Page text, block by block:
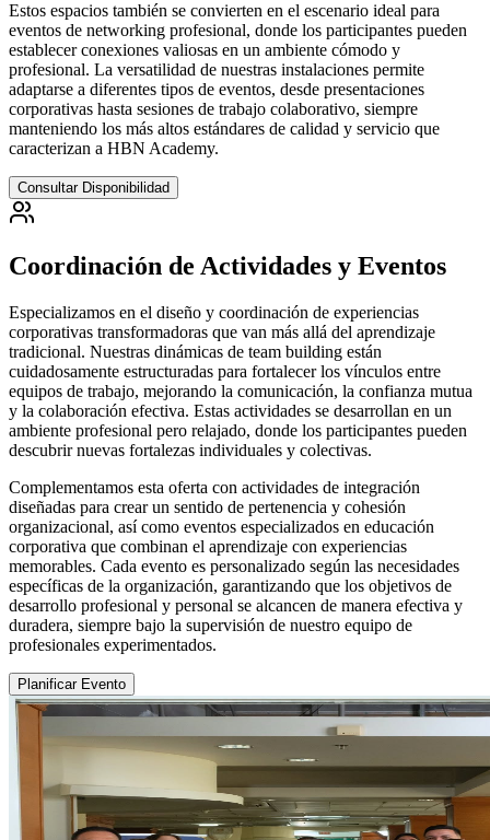
Estos espacios también se convierten en el escenario ideal para
eventos de networking profesional, donde los participantes pueden
establecer conexiones valiosas en un ambiente cómodo y
profesional. La versatilidad de nuestras instalaciones permite
adaptarse a diferentes tipos de eventos, desde presentaciones
corporativas hasta sesiones de trabajo colaborativo, siempre
manteniendo los más altos estándares de calidad y servicio que
caracterizan a HBN Academy.
Consultar Disponibilidad
Coordinación de Actividades y Eventos
Especializamos en el diseño y coordinación de experiencias
corporativas transformadoras que van más allá del aprendizaje
tradicional. Nuestras dinámicas de team building están
cuidadosamente estructuradas para fortalecer los vínculos entre
equipos de trabajo, mejorando la comunicación, la confianza mutua
y la colaboración efectiva. Estas actividades se desarrollan en un
ambiente profesional pero relajado, donde los participantes pueden
descubrir nuevas fortalezas individuales y colectivas.
Complementamos esta oferta con actividades de integración
diseñadas para crear un sentido de pertenencia y cohesión
organizacional, así como eventos especializados en educación
corporativa que combinan el aprendizaje con experiencias
memorables. Cada evento es personalizado según las necesidades
específicas de la organización, garantizando que los objetivos de
desarrollo profesional y personal se alcancen de manera efectiva y
duradera, siempre bajo la supervisión de nuestro equipo de
profesionales experimentados.
Planificar Evento